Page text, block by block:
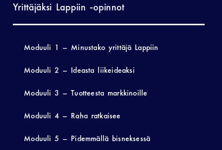
Yrittäjäksi Lappiin -opinnot
Moduuli 1 – Minustako yrittäjä Lappiin
Moduuli 2 – Ideasta liikeideaksi
Moduuli 3 – Tuotteesta markkinoille
Moduuli 4 – Raha ratkaisee
Moduuli 5 – Pidemmällä bisneksessä